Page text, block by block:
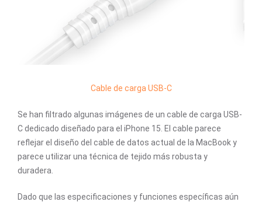
Cable de carga USB-C
Se han filtrado algunas imágenes de un cable de carga USB-
C dedicado diseñado para el iPhone 15. El cable parece
reflejar el diseño del cable de datos actual de la MacBook y
parece utilizar una técnica de tejido más robusta y
duradera.
Dado que las especificaciones y funciones específicas aún